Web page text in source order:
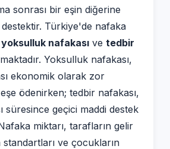
sonrası bir eşin diğerine
destektir. Türkiye'de nafaka
yoksulluk nafakası ve tedbir
Yoksulluk nafakası,
ekonomik olarak zor
ödenirken; tedbir nafakası,
süresince geçici maddi destek
miktarı, tarafların gelir
ve çocukların